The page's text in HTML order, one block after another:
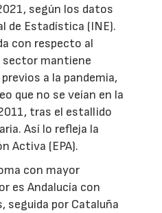
según los datos
de Estadística (INE).
con respecto al
mantiene
a la pandemia,
que no se veían en la
tras el estallido
Así lo refleja la
Activa (EPA).
con mayor
es Andalucía con
seguida por Cataluña